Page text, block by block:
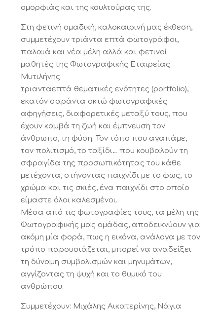
ομορφιάς και της κουλτούρας της.
Στη φετινή ομαδική, καλοκαιρινή μας έκθεση,
συμμετέχουν τριάντα επτά φωτογράφοι,
παλαιά και νέα μέλη αλλά και φετινοί
μαθητές της Φωτογραφικής Εταιρείας
Μυτιλήνης.
τριανταεπτά θεματικές ενότητες (portfolio),
εκατόν σαράντα οκτώ φωτογραφικές
αφηγήσεις, διαφορετικές μεταξύ τους, που
έχουν καμβά τη ζωή και έμπνευση τον
άνθρωπο, τη φύση. Τον τόπο που αγαπάμε,
τον πολιτισμό, το ταξίδι… που κουβαλούν τη
σφραγίδα της προσωπικότητας του κάθε
μετέχοντα, στήνοντας παιχνίδι με το φως, το
χρώμα και τις σκιές, ένα παιχνίδι στο οποίο
είμαστε όλοι καλεσμένοι.
Μέσα από τις φωτογραφίες τους, τα μέλη της
Φωτογραφικής μας ομάδας, αποδεικνύουν για
ακόμη μία φορά, πως η εικόνα, ανάλογα με τον
τρόπο παρουσιάζεται, μπορεί να αναδείξει
τη δύναμη συμβολισμών και μηνυμάτων,
αγγίζοντας τη ψυχή και το θυμικό του
ανθρώπου.
Συμμετέχουν: Μιχάλης Αικατερίνης, Νάγια